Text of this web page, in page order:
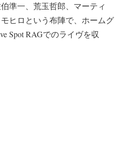
準一、荒玉哲郎、マーティ
ヒロという布陣で、ホームグ
Spot RAGでのライヴを収